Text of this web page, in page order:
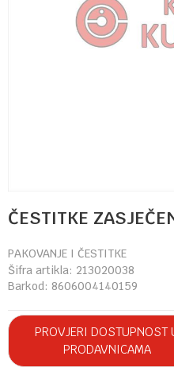
ČESTITKE
PAKOVANJE I ČESTITKE
Šifra artikla: 213020038
Barkod: 8606004140159
PROVJERI DOSTUPNOST
PRODAVNICAMA